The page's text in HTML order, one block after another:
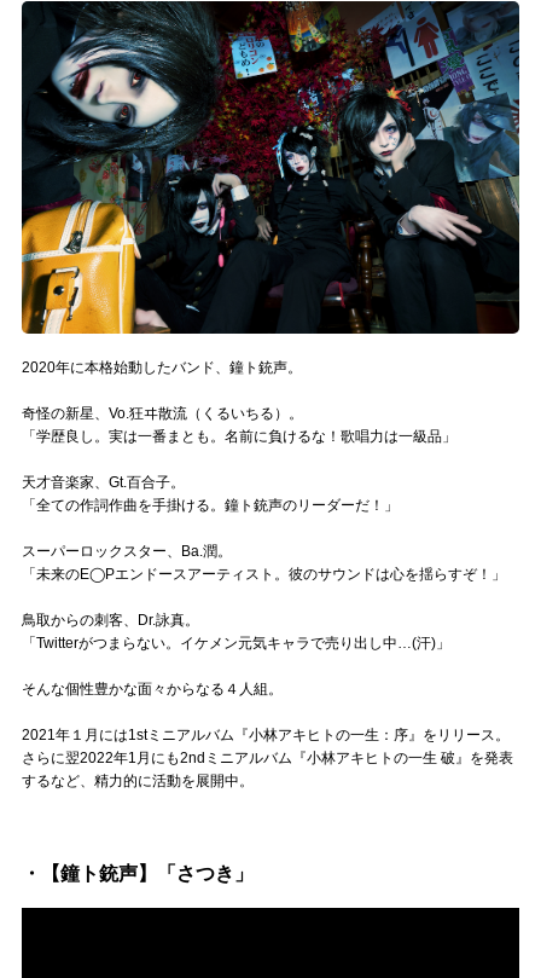
ログイン
LINK
muevoクラウドファンディング
muevoコミュニティ
ぶいクラ！by muevo
ぶいコミュ！by muevo
Follow us
Official SNS
2020年に本格始動したバンド、鐘ト銃声。
奇怪の新星、Vo.狂ヰ散流（くるいちる）。
「学歴良し。実は一番まとも。名前に負けるな！歌唱力は一級品」
天才音楽家、Gt.百合子。
「全ての作詞作曲を手掛ける。鐘ト銃声のリーダーだ！」
スーパーロックスター、Ba.潤。
「未来のE◯Pエンドースアーティスト。彼のサウンドは心を揺らすぞ！」
鳥取からの刺客、Dr.詠真。
「Twitterがつまらない。イケメン元気キャラで売り出し中…(汗)」
そんな個性豊かな面々からなる４人組。
2021年１月には1stミニアルバム『小林アキヒトの一生：序』をリリース。
さらに翌2022年1月にも2ndミニアルバム『小林アキヒトの一生 破』を発表
するなど、精力的に活動を展開中。
・【鐘ト銃声】「さつき」